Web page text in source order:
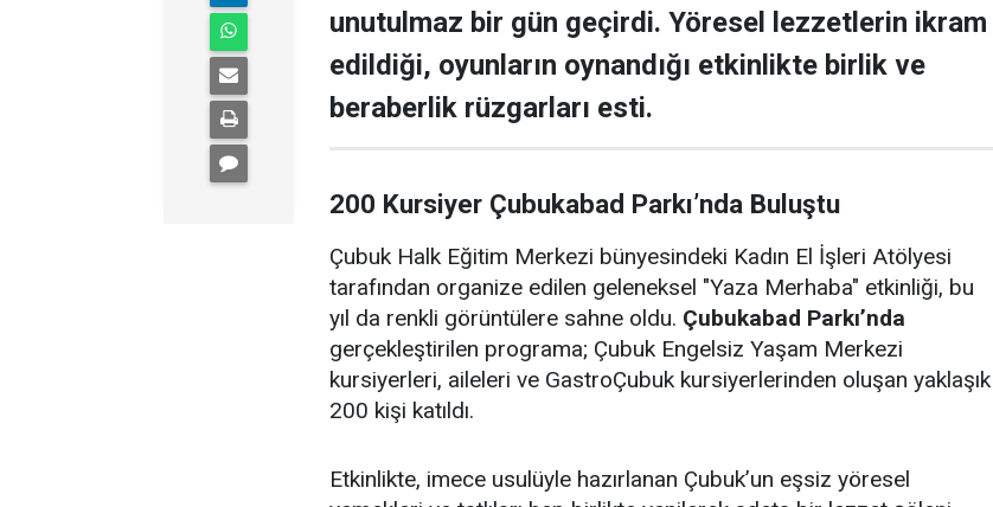
unutulmaz bir gün geçirdi. Yöresel lezzetlerin ikram
edildiği, oyunların oynandığı etkinlikte birlik ve
beraberlik rüzgarları esti.
200 Kursiyer Çubukabad Parkı’nda Buluştu
Çubuk Halk Eğitim Merkezi bünyesindeki Kadın El İşleri Atölyesi
tarafından organize edilen geleneksel "Yaza Merhaba" etkinliği, bu
yıl da renkli görüntülere sahne oldu. Çubukabad Parkı’nda
gerçekleştirilen programa; Çubuk Engelsiz Yaşam Merkezi
kursiyerleri, aileleri ve GastroÇubuk kursiyerlerinden oluşan yaklaşık
200 kişi katıldı.
Etkinlikte, imece usulüyle hazırlanan Çubuk’un eşsiz yöresel